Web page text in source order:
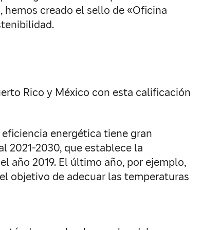
creado el sello de «Oficina
Rico y México con esta calificación
energética tiene gran
2021-2030, que establece la
año 2019. El último año, por ejemplo,
objetivo de adecuar las temperaturas